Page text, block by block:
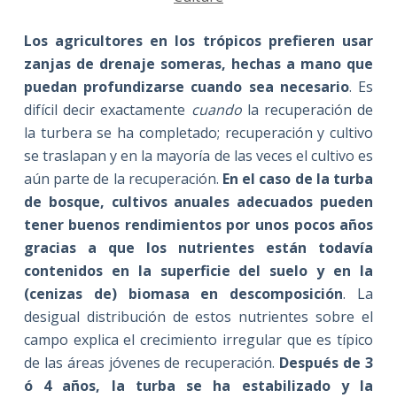
Los agricultores en los trópicos prefieren usar
zanjas de drenaje someras, hechas a mano que
puedan profundizarse cuando sea necesario. Es
difícil decir exactamente cuando la recuperación de
la turbera se ha completado; recuperación y cultivo
se traslapan y en la mayoría de las veces el cultivo es
aún parte de la recuperación. En el caso de la turba
de bosque, cultivos anuales adecuados pueden
tener buenos rendimientos por unos pocos años
gracias a que los nutrientes están todavía
contenidos en la superficie del suelo y en la
(cenizas de) biomasa en descomposición. La
desigual distribución de estos nutrientes sobre el
campo explica el crecimiento irregular que es típico
de las áreas jóvenes de recuperación. Después de 3
ó 4 años, la turba se ha estabilizado y la